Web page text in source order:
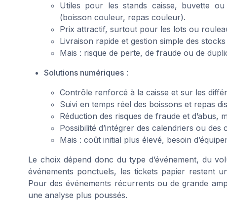
Utiles pour les stands caisse, buvette
(boisson couleur, repas couleur).
Prix attractif, surtout pour les lots ou
Livraison rapide et gestion simple des
Mais : risque de perte, de fraude ou de
Solutions numériques :
Contrôle renforcé à la caisse et sur les
Suivi en temps réel des boissons et repas
Réduction des risques de fraude et d’abus,
Possibilité d’intégrer des calendriers ou
Mais : coût initial plus élevé, besoin
Le choix dépend donc du type d’événement, du
événements ponctuels, les tickets papier restent
Pour des événements récurrents ou de grande
une analyse plus poussés.